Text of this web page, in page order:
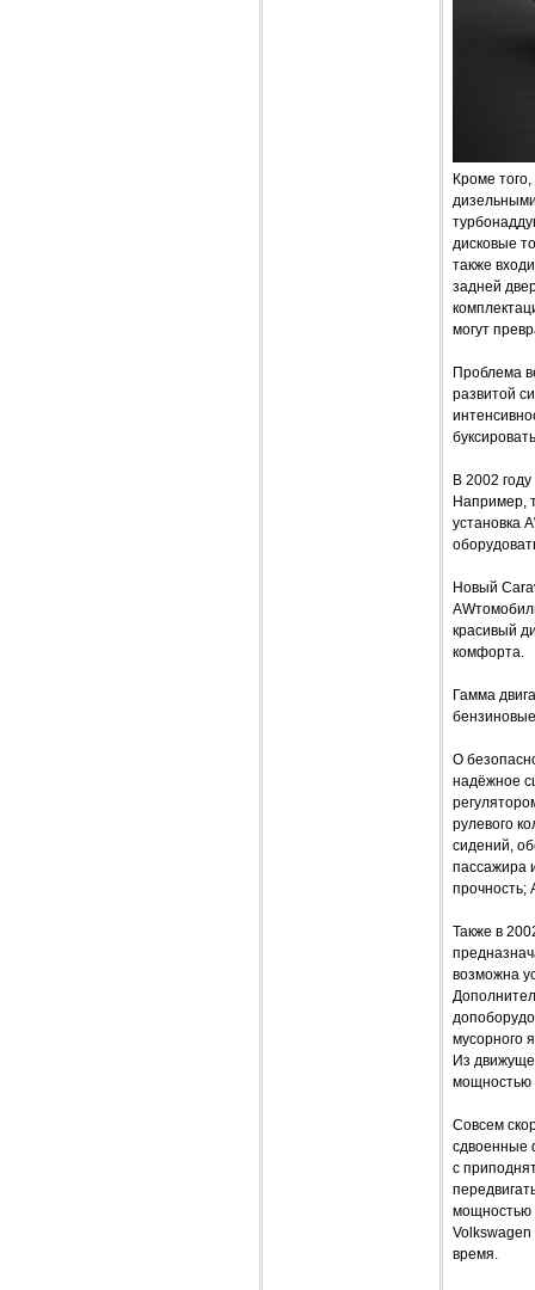
Кроме
дисковые
также
задней
могут
Проблема
развитой
В 2002
Например,
установка
Новый
красивый
комфорта.
Гамма
О
надёжное
рулевого
сидений,
пассажира
прочность;
Также в
возможна
мусорного
Из
мощностью
Совсем
сдвоенные
с
мощностью
время.